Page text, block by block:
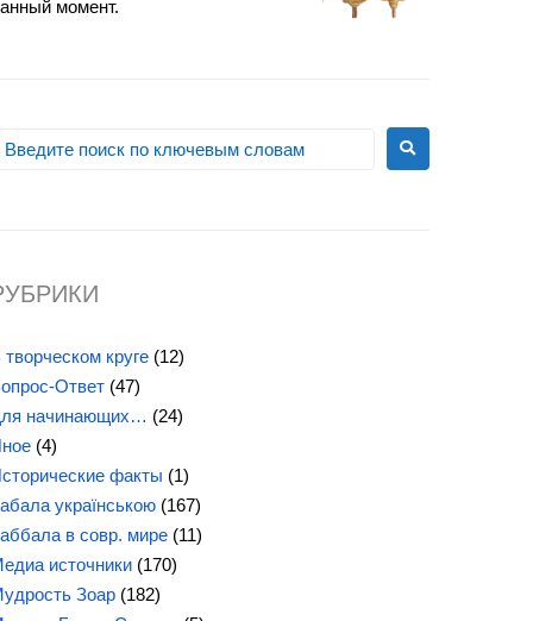
момент.
творческом круге (12)
Ответ (47)
начинающих… (24)
(4)
факты (1)
українською (167)
в совр. мире (11)
источники (170)
Зоар (182)